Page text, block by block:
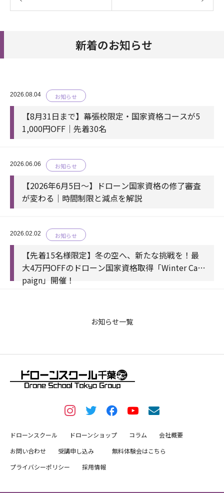
新着のお知らせ
2026.08.04 お知らせ
【8月31日まで】幕張校限定・国家資格コースが5
1,000円OFF｜先着30名
2026.06.06 お知らせ
【2026年6月5日〜】ドローン国家資格の修了審査
が変わる｜時間制限と減点を解説
2026.02.02 お知らせ
【先着15名様限定】冬の空へ、新たな挑戦を！最
大4万円OFFのドローン国家資格取得「Winter Cam
paign」開催！
お知らせ一覧
ドローンスクール ドローンショップ コラム
会社概要
お問い合わせ
受講申し込み
無料体験会はこちら
プライバシーポリシー
採用情報